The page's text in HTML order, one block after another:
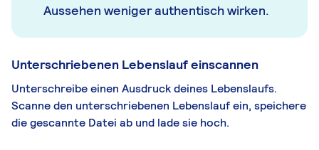
Aussehen weniger authentisch wirken.
Unterschriebenen Lebenslauf einscannen
Unterschreibe einen Ausdruck deines Lebenslaufs.
Scanne den unterschriebenen Lebenslauf ein, speichere
die gescannte Datei ab und lade sie hoch.